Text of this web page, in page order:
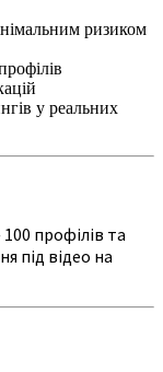
ризиком
у реальних
профілів та
під відео на